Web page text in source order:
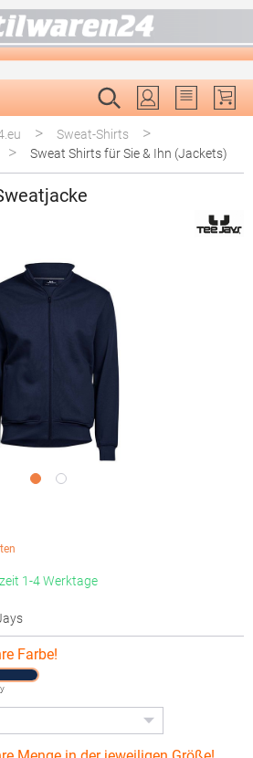
Du hast 0
> Sweat-Shirts >
> Sweat Shirts für Sie & Ihn (Jackets)
1-4 Werktage
Farbe!